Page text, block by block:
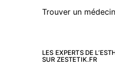
Trouver un médecin
LES EXPERTS DE
SUR ZESTETIK.FR